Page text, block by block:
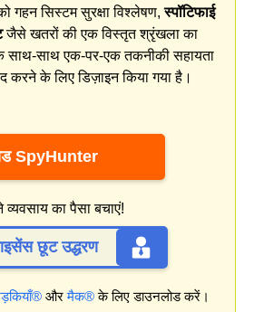
गहन सिस्टम सुरक्षा विश्लेषण,स्पॉटिफाई
जैसे खतरों की एक विस्तृत श्रृंखला का
साथ-साथ एक-पर-एक तकनीकी सहायता
करने के लिए डिज़ाइन किया गया है।
SpyHunter
व्यवसाय का पैसा बचाएं!
छूट उद्धरण
औरमैक®के लिए डाउनलोड करें।